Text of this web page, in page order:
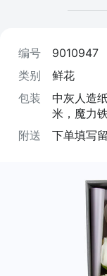
编号
9010947
类别
鲜花
包装
中灰人造
米，魔力
附送
下单填写